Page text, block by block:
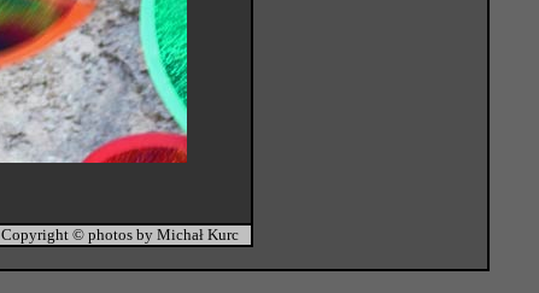
Copyright © photos by Michał Kurc